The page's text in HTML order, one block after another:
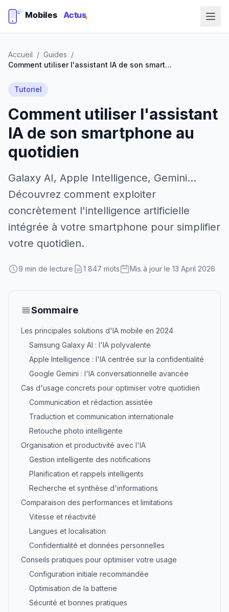
Accueil / Guides /
Comment utiliser l'assistant IA de son smartphone au quotidien
Tutoriel
Comment utiliser l'assistant
IA de son smartphone au
quotidien
Galaxy AI, Apple Intelligence, Gemini...
Découvrez comment exploiter
concrètement l'intelligence artificielle
intégrée à votre smartphone pour simplifier
votre quotidien.
9 min de lecture 1 847 mots Mis à jour le 13 April 2026
Sommaire
Les principales solutions d'IA mobile en 2024
Samsung Galaxy AI : l'IA polyvalente
Apple Intelligence : l'IA centrée sur la confidentialité
Google Gemini : l'IA conversationnelle avancée
Cas d'usage concrets pour optimiser votre quotidien
Communication et rédaction assistée
Traduction et communication internationale
Retouche photo intelligente
Organisation et productivité avec l'IA
Gestion intelligente des notifications
Planification et rappels intelligents
Recherche et synthèse d'informations
Comparaison des performances et limitations
Vitesse et réactivité
Langues et localisation
Confidentialité et données personnelles
Conseils pratiques pour optimiser votre usage
Configuration initiale recommandée
Optimisation de la batterie
Sécurité et bonnes pratiques